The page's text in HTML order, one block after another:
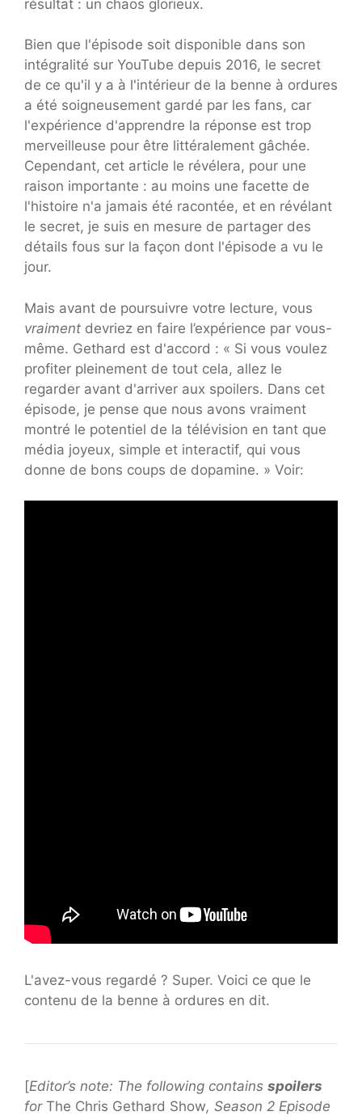
résultat : un chaos glorieux.
Bien que l'épisode soit disponible dans son
intégralité sur YouTube depuis 2016, le secret
de ce qu'il y a à l'intérieur de la benne à ordures
a été soigneusement gardé par les fans, car
l'expérience d'apprendre la réponse est trop
merveilleuse pour être littéralement gâchée.
Cependant, cet article le révélera, pour une
raison importante : au moins une facette de
l'histoire n'a jamais été racontée, et en révélant
le secret, je suis en mesure de partager des
détails fous sur la façon dont l'épisode a vu le
jour.
Mais avant de poursuivre votre lecture, vous
vraiment devriez en faire l’expérience par vous-
même. Gethard est d'accord : « Si vous voulez
profiter pleinement de tout cela, allez le
regarder avant d'arriver aux spoilers. Dans cet
épisode, je pense que nous avons vraiment
montré le potentiel de la télévision en tant que
média joyeux, simple et interactif, qui vous
donne de bons coups de dopamine. » Voir:
L'avez-vous regardé ? Super. Voici ce que le
contenu de la benne à ordures en dit.
[Editor’s note: The following contains spoilers
for The Chris Gethard Show, Season 2 Episode